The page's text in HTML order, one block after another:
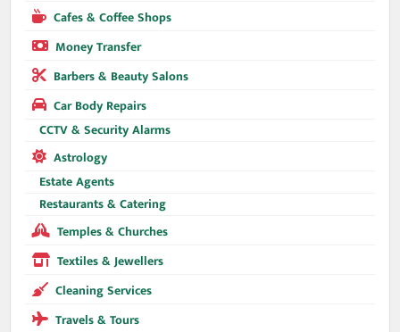
Cafes & Coffee Shops
Money Transfer
Barbers & Beauty Salons
Car Body Repairs
CCTV & Security Alarms
Astrology
Estate Agents
Restaurants & Catering
Temples & Churches
Textiles & Jewellers
Cleaning Services
Travels & Tours